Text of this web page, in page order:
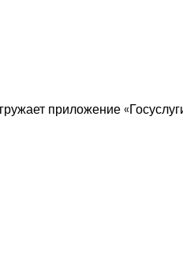
приложение